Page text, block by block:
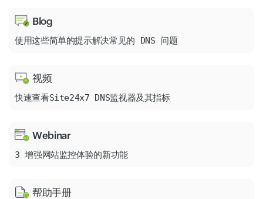
Blog
使用这些简单的提示解决常见的 DNS 问题
视频
快速查看Site24x7 DNS监视器及其指标
Webinar
3 增强网站监控体验的新功能
帮助手册